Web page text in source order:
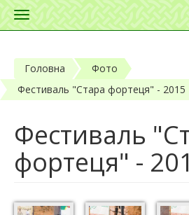
Toggle
Головна
Фото
Фестиваль "Стара фортеця" - 2015
Фестиваль
фортеця" -